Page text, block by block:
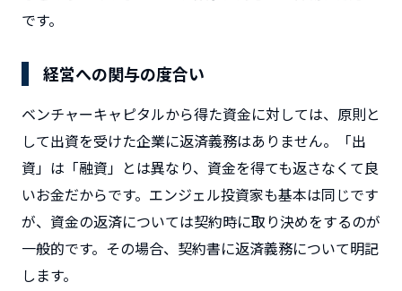
です。
経営への関与の度合い
ベンチャーキャピタルから得た資金に対しては、原則と
して出資を受けた企業に返済義務はありません。「出
資」は「融資」とは異なり、資金を得ても返さなくて良
いお金だからです。エンジェル投資家も基本は同じです
が、資金の返済については契約時に取り決めをするのが
一般的です。その場合、契約書に返済義務について明記
します。